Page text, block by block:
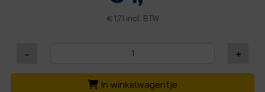
€1,71 incl. BTW
- +
In winkelwagentje